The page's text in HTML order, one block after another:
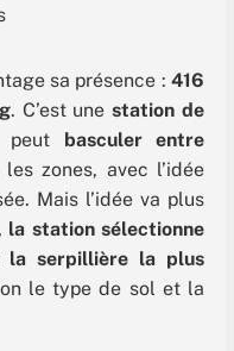
sa présence : 416
. C’est unestation de
peut basculer entre
zones, avec l’idée
Mais l’idée va plus
la station sélectionne
la serpillière la plus
le type de sol et la